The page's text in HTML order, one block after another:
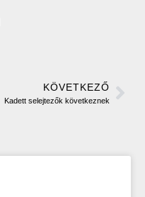
KÖVETKEZŐ
Kadett selejtezők következnek